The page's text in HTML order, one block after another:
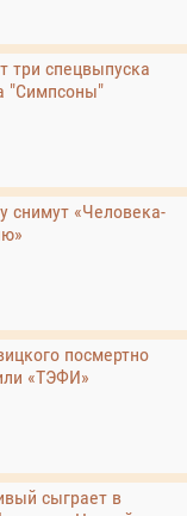
три спецвыпуска
"Симпсоны"
снимут «Человека-
посмертно
«ТЭФИ»
сыграет в